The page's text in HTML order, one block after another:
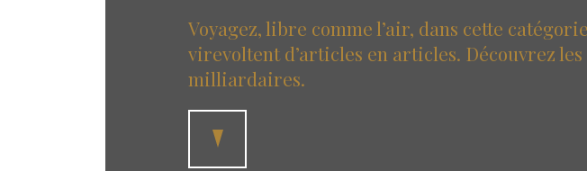
Voyagez, libre comme l’air, dans cette
virevoltent d’articles en articles. Découvrez
milliardaires.